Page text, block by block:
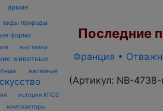
армия
виды природы
форма
выставки
животные
железные
история КПСС
композиторы
Последние
Франция •
(Артикул: NB-4738-